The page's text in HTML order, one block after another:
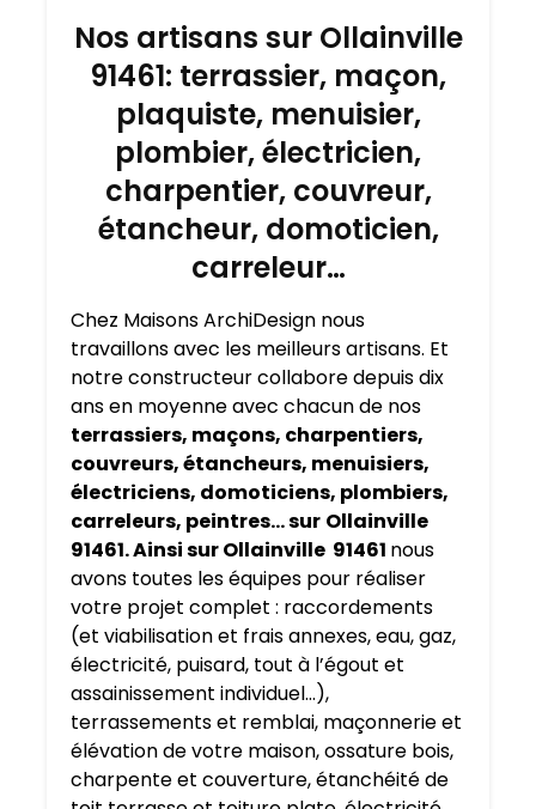
Nos artisans sur Ollainville
91461: terrassier, maçon,
plaquiste, menuisier,
plombier, électricien,
charpentier, couvreur,
étancheur, domoticien,
carreleur…
Chez Maisons ArchiDesign nous
travaillons avec les meilleurs artisans. Et
notre constructeur collabore depuis dix
ans en moyenne avec chacun de nos
terrassiers, maçons, charpentiers,
couvreurs, étancheurs, menuisiers,
électriciens, domoticiens, plombiers,
carreleurs, peintres… sur Ollainville
91461. Ainsi sur Ollainville 91461 nous
avons toutes les équipes pour réaliser
votre projet complet : raccordements
(et viabilisation et frais annexes, eau, gaz,
électricité, puisard, tout à l’égout et
assainissement individuel…),
terrassements et remblai, maçonnerie et
élévation de votre maison, ossature bois,
charpente et couverture, étanchéité de